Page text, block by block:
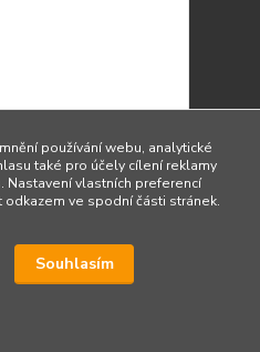
60 mm (13215)
Skladem 2 ks
používání webu, analytické
také pro účely cílení reklamy
Nastavení vlastních preferencí
ve spodní části stránek.
Souhlasím